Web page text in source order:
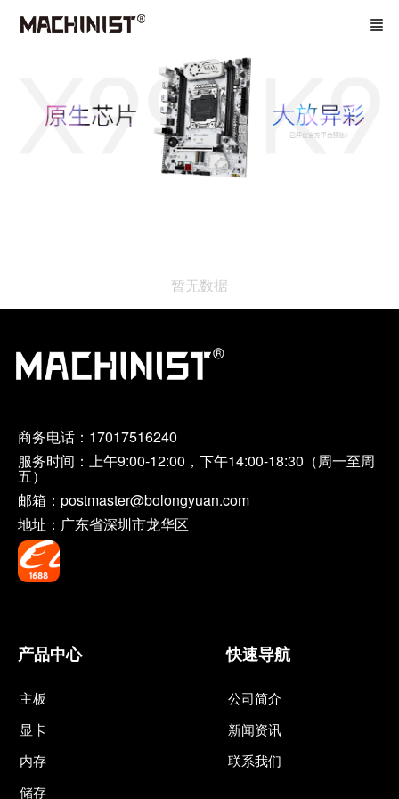
暂无数据
商务电话： 17017516240
服务时间：上午9:00-12:00，下午14:00-18:30（周一至周
五）
邮箱：postmaster@bolongyuan.com
地址：广东省深圳市龙华区
产品中心
主板
显卡
内存
储存
快速导航
公司简介
新闻资讯
联系我们